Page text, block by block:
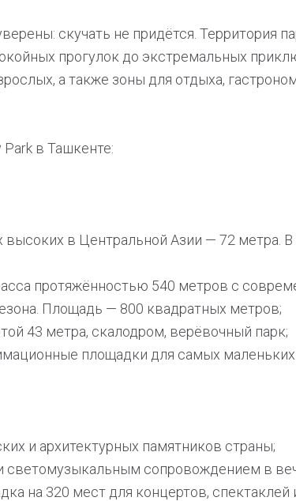
скучать не придётся. Территория
прогулок до экстремальных
а также зоны для отдыха,
в Ташкенте:
высоких в Центральной Азии — 72 метра.
протяжённостью 540 метров с
Площадь — 800 квадратных метров;
43 метра, скалодром, верёвочный парк;
площадки для самых маленьких.
и архитектурных памятников страны;
светомузыкальным сопровождением в
на 320 мест для концертов, спектаклей